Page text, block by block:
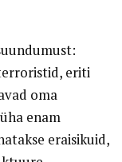
eriti
oma
enam
eraisikuid,